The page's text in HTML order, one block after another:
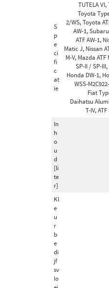
S
p
e
ci
fi
c
at
ie
TUTELA
Toyota
2/WS, Toyota
AW-1,
ATF AW-1,
Matic J, Nissan
M-V, Mazda
SP-II / SP-
Honda DW-1,
WSS-
Fiat
Daihatsu
T-IV,
In
h
o
u
d
[li
te
r]
Kl
e
u
r
b
e
di
jf
sv
lo